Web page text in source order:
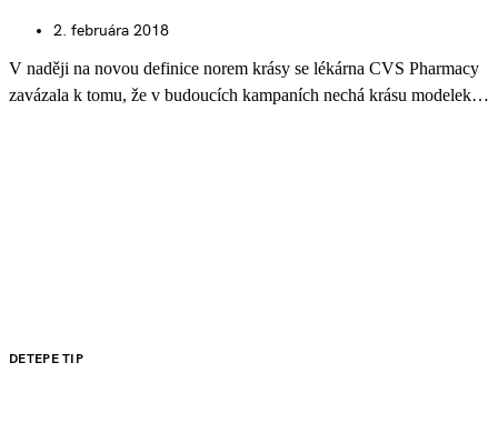
2. februára 2018
V naději na novou definice norem krásy se lékárna CVS Pharmacy
zavázala k tomu, že v budoucích kampaních nechá krásu modelek…
DETEPE TIP